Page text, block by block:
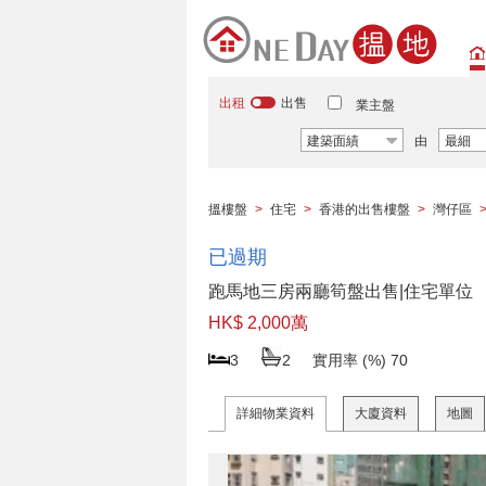
出租 出售 業主盤
建築面績 由 最細
搵樓盤 > 住宅 > 香港的出售樓盤 > 灣仔區 >
已過期
跑馬地三房兩廳筍盤出售|住宅單位
HK$ 2,000萬
3 2 實用率 (%) 70
詳細物業資料 大廈資料 地圖